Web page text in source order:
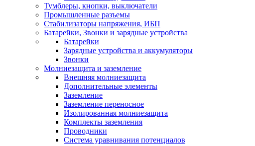
Тумблеры, кнопки, выключатели
Промышленные разъемы
Стабилизаторы напряжения, ИБП
Батарейки, Звонки и зарядные устройства
Батарейки
Зарядные устройства и аккумуляторы
Звонки
Молниезащита и заземление
Внешняя молниезащита
Дополнительные элементы
Заземление
Заземление переносное
Изолированная молниезащита
Комплекты заземления
Проводники
Система уравнивания потенциалов